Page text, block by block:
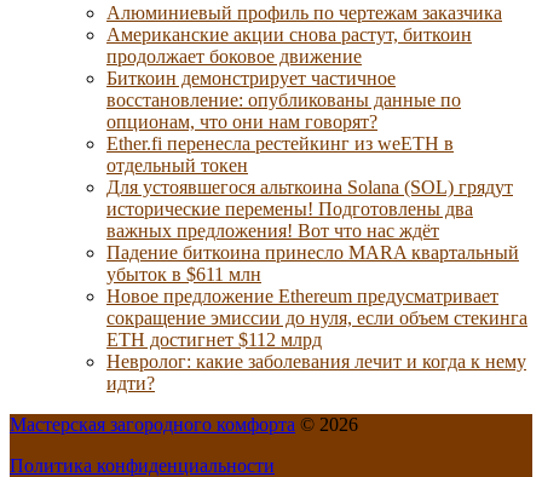
Алюминиевый профиль по чертежам заказчика
Американские акции снова растут, биткоин
продолжает боковое движение
Биткоин демонстрирует частичное
восстановление: опубликованы данные по
опционам, что они нам говорят?
Ether.fi перенесла рестейкинг из weETH в
отдельный токен
Для устоявшегося альткоина Solana (SOL) грядут
исторические перемены! Подготовлены два
важных предложения! Вот что нас ждёт
Падение биткоина принесло MARA квартальный
убыток в $611 млн
Новое предложение Ethereum предусматривает
сокращение эмиссии до нуля, если объем стекинга
ETH достигнет $112 млрд
Невролог: какие заболевания лечит и когда к нему
идти?
Мастерская загородного комфорта © 2026
Политика конфиденциальности